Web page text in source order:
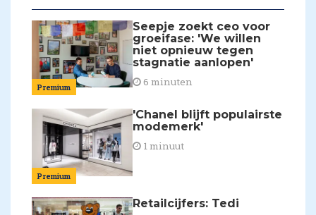
Premium
Seepje zoekt ceo voor
groeifase: 'We willen
niet opnieuw tegen
stagnatie aanlopen'
6 minuten
Premium
'Chanel blijft populairste
modemerk'
1 minuut
Retailcijfers: Tedi